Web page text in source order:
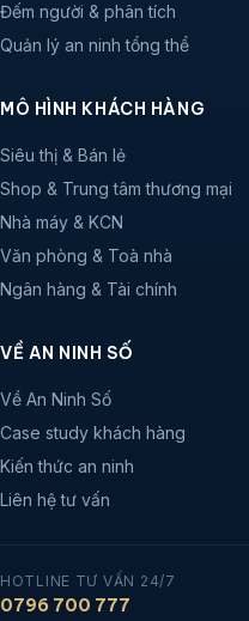
Đếm người & phân tích
Quản lý an ninh tổng thể
MÔ HÌNH KHÁCH HÀNG
Siêu thị & Bán lẻ
Shop & Trung tâm thương mại
Nhà máy & KCN
Văn phòng & Toà nhà
Ngân hàng & Tài chính
VỀ AN NINH SỐ
Về An Ninh Số
Case study khách hàng
Kiến thức an ninh
Liên hệ tư vấn
HOTLINE TƯ VẤN 24/7
0796 700 777